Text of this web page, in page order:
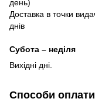
день)
Доставка в точки
днів
Субота – неділя
Вихідні дні.
Способи оплати